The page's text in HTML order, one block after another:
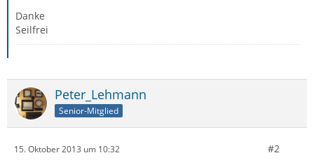
Danke
Seilfrei
Peter_Lehmann
Senior-Mitglied
15. Oktober 2013 um 10:32 #2